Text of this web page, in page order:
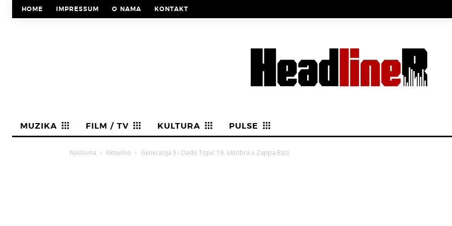
HOME IMPRESSUM O NAMA KONTAKT
MUZIKA FILM / TV KULTURA PULSE
Naslovna Aktuelno Generacija 5 i Dado Topić 19. oktobra u Zappa Bazi